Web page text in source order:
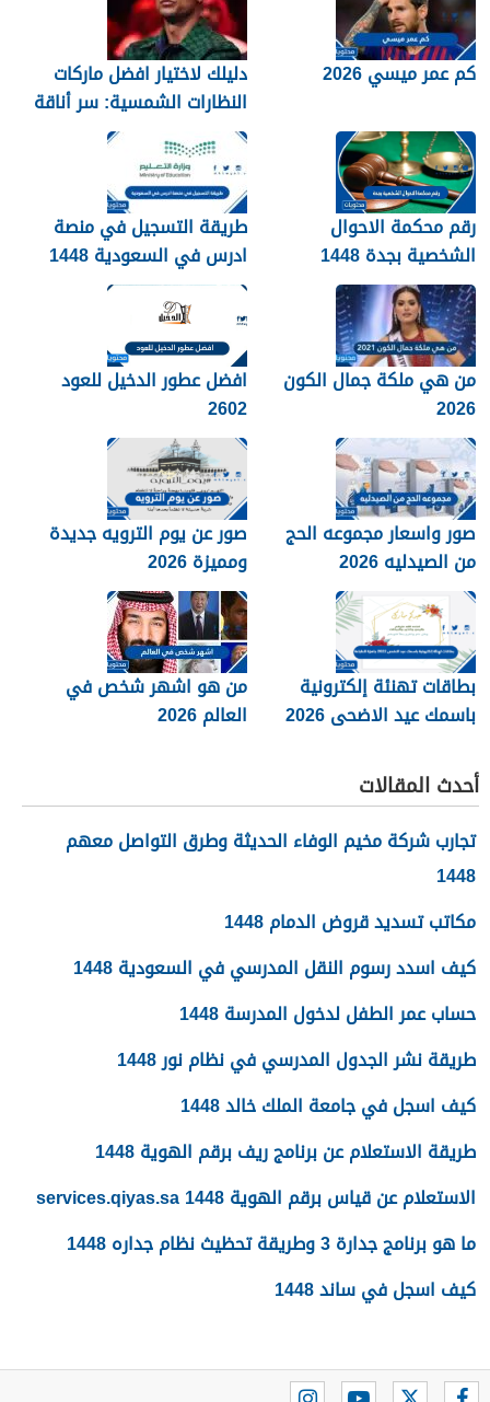
كم عمر ميسي 2026
دليلك لاختيار افضل ماركات
النظارات الشمسية: سر أناقة
نجوم الرياضة والموضة
رقم محكمة الاحوال
الشخصية بجدة 1448
طريقة التسجيل في منصة
ادرس في السعودية 1448
من هي ملكة جمال الكون
2026
افضل عطور الدخيل للعود
2602
صور واسعار مجموعه الحج
من الصيدليه 2026
صور عن يوم الترويه جديدة
ومميزة 2026
بطاقات تهنئة إلكترونية
باسمك عيد الاضحى 2026
من هو اشهر شخص في
العالم 2026
أحدث المقالات
تجارب شركة مخيم الوفاء الحديثة وطرق التواصل معهم
1448
مكاتب تسديد قروض الدمام 1448
كيف اسدد رسوم النقل المدرسي في السعودية 1448
حساب عمر الطفل لدخول المدرسة 1448
طريقة نشر الجدول المدرسي في نظام نور 1448
كيف اسجل في جامعة الملك خالد 1448
طريقة الاستعلام عن برنامج ريف برقم الهوية 1448
الاستعلام عن قياس برقم الهوية 1448 services.qiyas.sa
ما هو برنامج جدارة 3 وطريقة تحظيث نظام جداره 1448
كيف اسجل في ساند 1448